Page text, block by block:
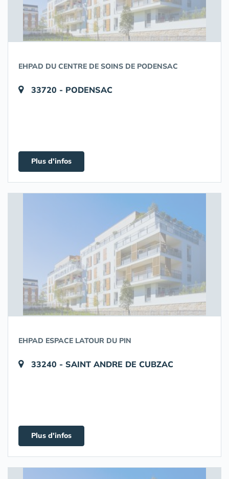
EHPAD DU CENTRE DE SOINS DE PODENSAC
33720 - PODENSAC
Plus d'infos
EHPAD ESPACE LATOUR DU PIN
33240 - SAINT ANDRE DE CUBZAC
Plus d'infos